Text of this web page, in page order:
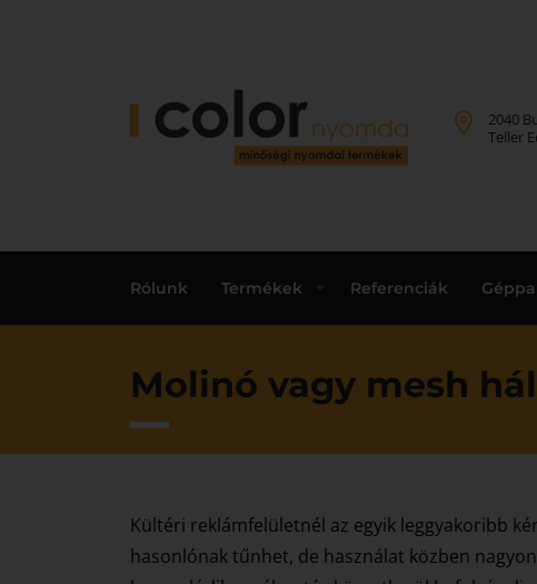
2040
Teller
Rólunk Termékek Referenciák
Molinó vagy mesh
Kültéri reklámfelületnél az egyik leggyakoribb
hasonlónak tűnhet, de használat közben